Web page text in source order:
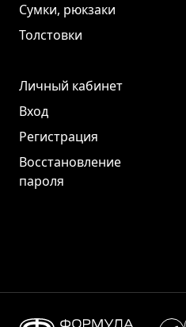
Сумки, рюкзаки
Толстовки
Личный кабинет
Вход
Регистрация
Восстановление
пароля